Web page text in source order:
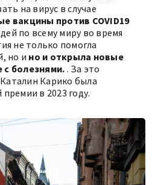
на вирус в случае
вакцины против COVID19
по всему миру во время
не только помогла
но и но и открыла новые
с болезнями. . За это
Карико была
в 2023 году.